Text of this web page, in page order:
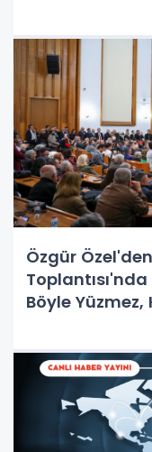
Özgür
Böyle